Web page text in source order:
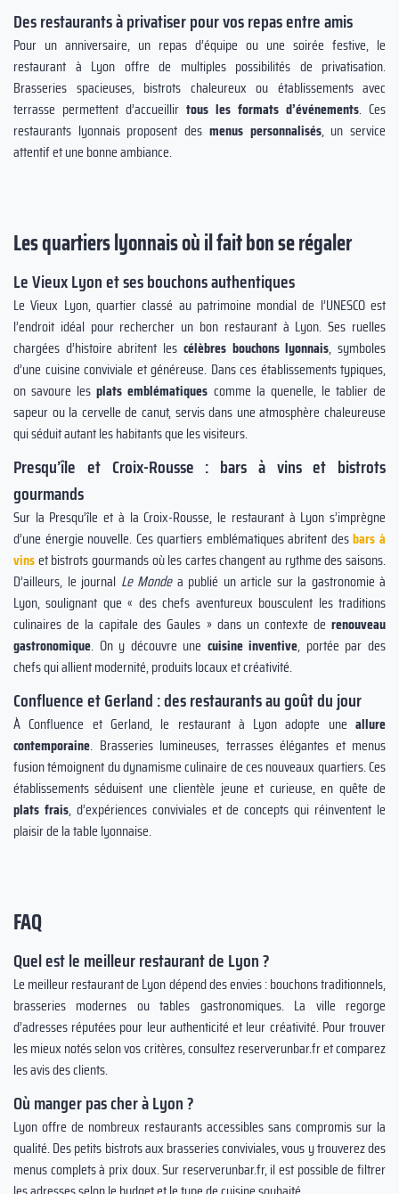
Des restaurants à privatiser pour vos repas entre amis
Pour un anniversaire, un repas d’équipe ou une soirée festive, le
restaurant à Lyon offre de multiples possibilités de privatisation.
Brasseries spacieuses, bistrots chaleureux ou établissements avec
terrasse permettent d’accueillir tous les formats d’événements. Ces
restaurants lyonnais proposent des menus personnalisés, un service
attentif et une bonne ambiance.
Les quartiers lyonnais où il fait bon se régaler
Le Vieux Lyon et ses bouchons authentiques
Le Vieux Lyon, quartier classé au patrimoine mondial de l’UNESCO est
l’endroit idéal pour rechercher un bon restaurant à Lyon. Ses ruelles
chargées d’histoire abritent les célèbres bouchons lyonnais, symboles
d’une cuisine conviviale et généreuse. Dans ces établissements typiques,
on savoure lesplats emblématiques comme la quenelle, le tablier de
sapeur ou la cervelle de canut, servis dans une atmosphère chaleureuse
qui séduit autant les habitants que les visiteurs.
Presqu’île et Croix-Rousse : bars à vins et bistrots
gourmands
Sur la Presqu’île et à la Croix-Rousse, le restaurant à Lyon s’imprègne
d’une énergie nouvelle. Ces quartiers emblématiques abritent desbars à
vinset bistrots gourmands où les cartes changent au rythme des saisons.
D’ailleurs, le journal Le Mondea publié un article sur la gastronomie à
Lyon, soulignant que « des chefs aventureux bousculent les traditions
culinaires de la capitale des Gaules » dans un contexte de renouveau
gastronomique. On y découvre une cuisine inventive, portée par des
chefs qui allient modernité, produits locaux et créativité.
Confluence et Gerland : des restaurants au goût du jour
À Confluence et Gerland, le restaurant à Lyon adopte une allure
contemporaine. Brasseries lumineuses, terrasses élégantes et menus
fusion témoignent du dynamisme culinaire de ces nouveaux quartiers. Ces
établissements séduisent une clientèle jeune et curieuse, en quête de
plats frais, d’expériences conviviales et de concepts qui réinventent le
plaisir de la table lyonnaise.
FAQ
Quel est le meilleur restaurant de Lyon ?
Le meilleur restaurant de Lyon dépend des envies : bouchons traditionnels,
brasseries modernes ou tables gastronomiques. La ville regorge
d’adresses réputées pour leur authenticité et leur créativité. Pour trouver
les mieux notés selon vos critères, consultez reserverunbar.fr et comparez
les avis des clients.
Où manger pas cher à Lyon ?
Lyon offre de nombreux restaurants accessibles sans compromis sur la
qualité. Des petits bistrots aux brasseries conviviales, vous y trouverez des
menus complets à prix doux. Sur reserverunbar.fr, il est possible de filtrer